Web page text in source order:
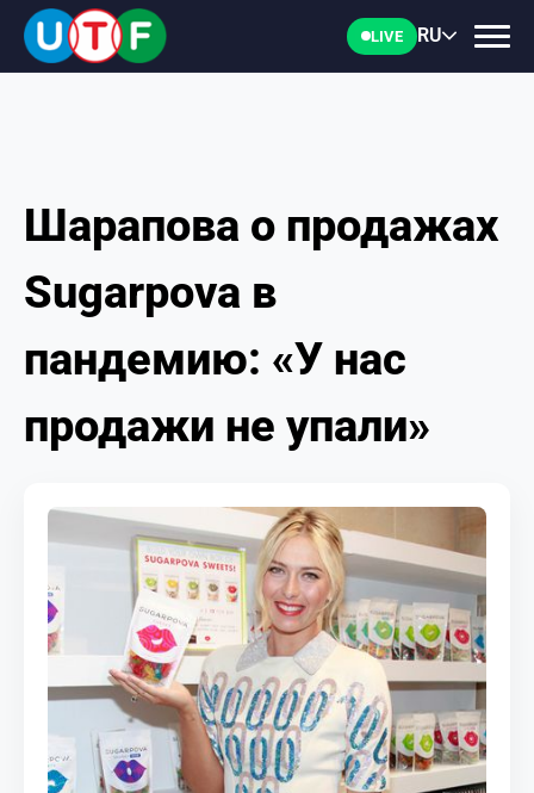
LIVE RU
ГЛАВНАЯ
ФТУ
НОВОСТИ
ДОКУМЕНТЫ
МЕДИА
КОРТЫ
КОНТАКТЫ
UZ-PIN
Шарапова о продажах
Sugarpova в
пандемию: «У нас
продажи не упали»